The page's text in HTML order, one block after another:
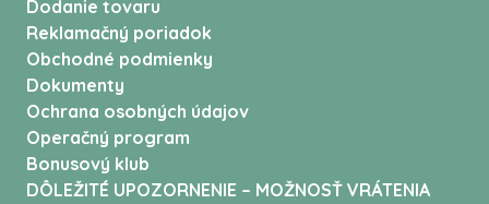
Dodanie tovaru
Reklamačný poriadok
Obchodné podmienky
Dokumenty
Ochrana osobných údajov
Operačný program
Bonusový klub
DÔLEŽITÉ UPOZORNENIE – MOŽNOSŤ VRÁTENIA